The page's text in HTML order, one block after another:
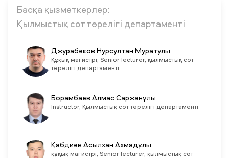
Басқа қызметкерлер:
Қылмыстық сот төрелігі департаменті
Джурабеков Нурсултан Муратулы
Құқық магистрі, Senior lecturer, қылмыстық сот
төрелігі департаменті
Борамбаев Алмас Саржанұлы
Instructor, Қылмыстық сот төрелігі департаменті
Қабдиев Асылхан Ахмадұлы
құқық магистрі, Senior lecturer, қылмыстық сот